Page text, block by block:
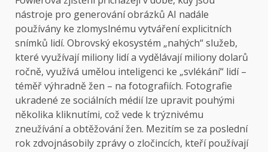
nástroje pro generování obrázků AI nadále
používány ke zlomyslnému vytváření explicitních
snímků lidí. Obrovský ekosystém „nahých“ služeb,
které využívají miliony lidí a vydělávají miliony dolarů
ročně, využívá umělou inteligenci ke „svlékání“ lidí –
téměř výhradně žen – na fotografiích. Fotografie
ukradené ze sociálních médií lze upravit pouhými
několika kliknutími, což vede k trýznivému
zneužívání a obtěžování žen. Mezitím se za poslední
rok zdvojnásobily zprávy o zločincích, kteří používají